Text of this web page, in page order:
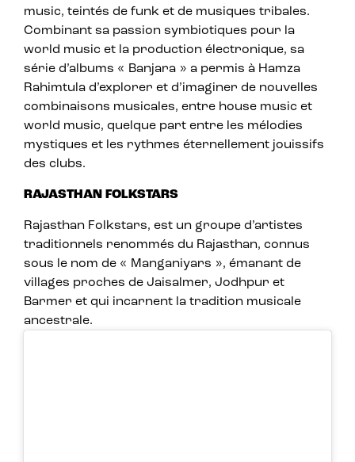
music, teintés de funk et de musiques tribales.
Combinant sa passion symbiotiques pour la
world music et la production électronique, sa
série d’albums « Banjara » a permis à Hamza
Rahimtula d’explorer et d’imaginer de nouvelles
combinaisons musicales, entre house music et
world music, quelque part entre les mélodies
mystiques et les rythmes éternellement jouissifs
des clubs.
RAJASTHAN FOLKSTARS
Rajasthan Folkstars, est un groupe d’artistes
traditionnels renommés du Rajasthan, connus
sous le nom de « Manganiyars », émanant de
villages proches de Jaisalmer, Jodhpur et
Barmer et qui incarnent la tradition musicale
ancestrale.